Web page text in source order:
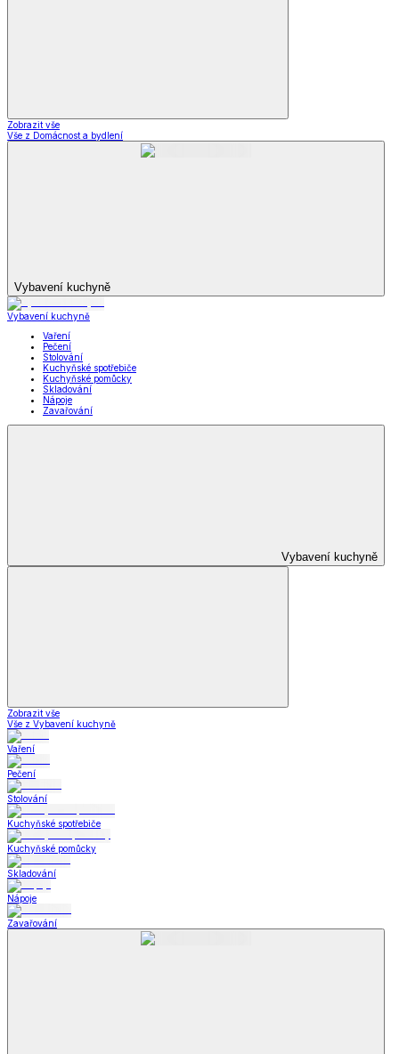
Zobrazit vše
Vše z Domácnost a bydlení
Vybavení kuchyně
Vybavení kuchyně
Vaření
Pečení
Stolování
Kuchyňské spotřebiče
Kuchyňské pomůcky
Skladování
Nápoje
Zavařování
Vybavení kuchyně
Zobrazit vše
Vše z Vybavení kuchyně
Vaření
Pečení
Stolování
Kuchyňské spotřebiče
Kuchyňské pomůcky
Skladování
Nápoje
Zavařování